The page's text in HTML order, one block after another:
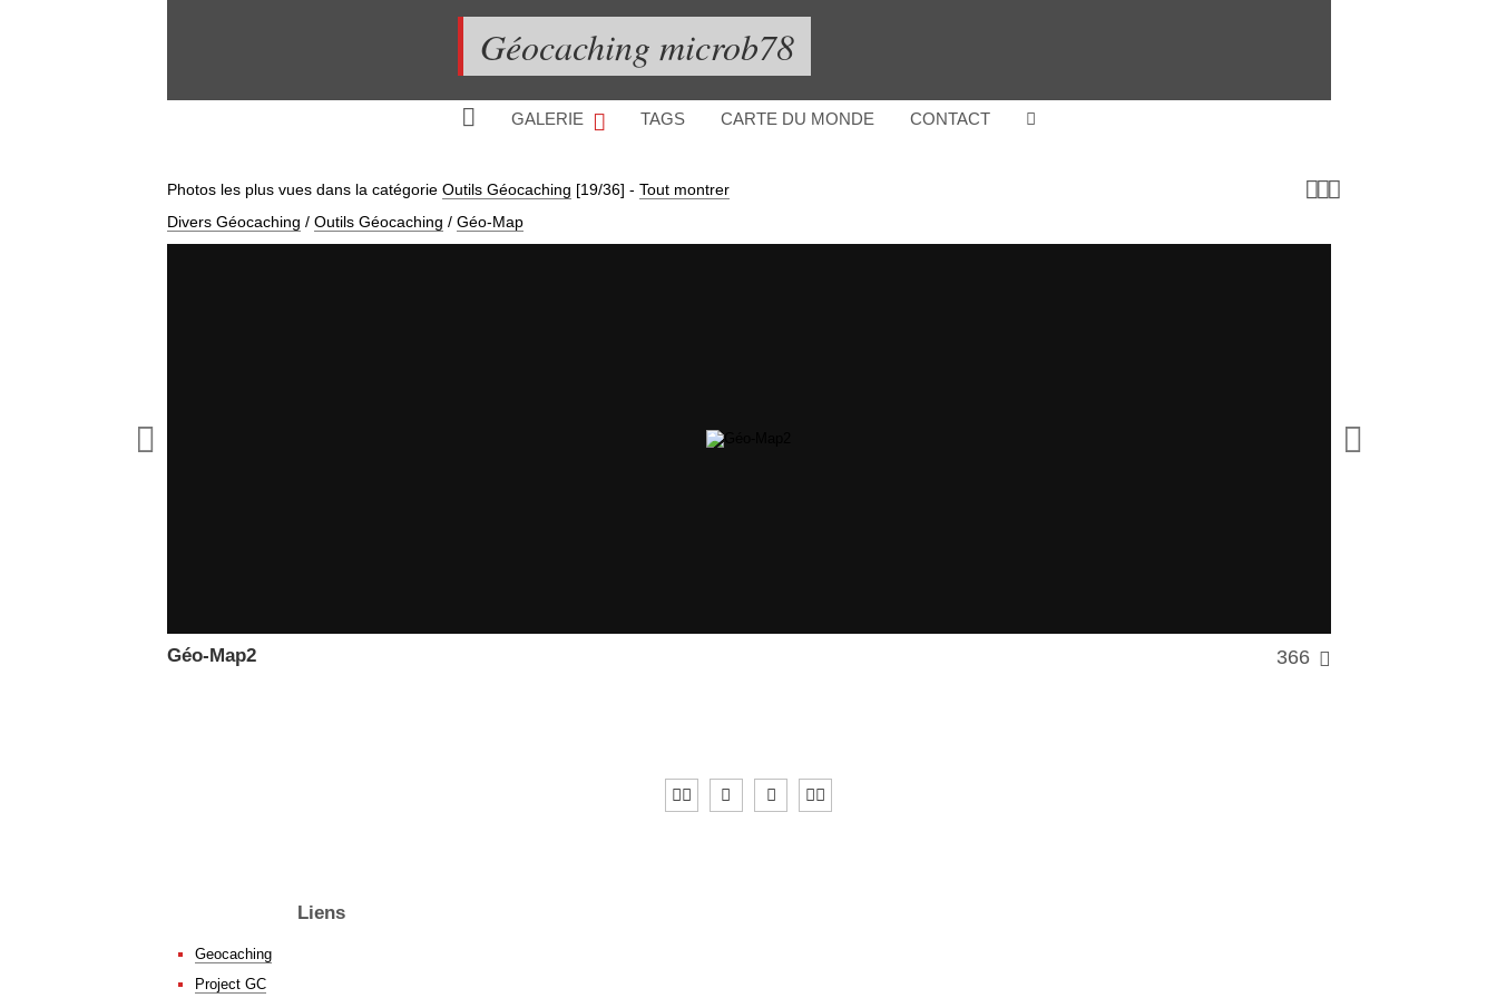
Géocaching microb78
GALERIE TAGS CARTE DU MONDE CONTACT
Photos les plus vues dans la catégorie Outils Géocaching [19/36] - Tout montrer
Divers Géocaching / Outils Géocaching / Géo-Map

 
366 
Géo-Map2
Liens
Geocaching
Project GC